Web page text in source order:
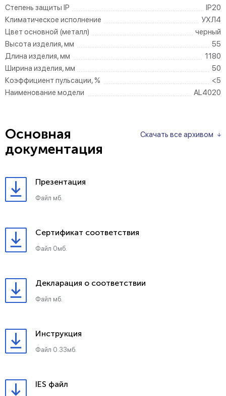
Степень защиты IP
IP20
Климатическое исполнение
УХЛ4
Цвет основной (металл)
черный
Высота изделия, мм
55
Длина изделия, мм
1180
Ширина изделия, мм
50
Коэффициент пульсации, %
<5
Наименование модели
AL4020
Скачать все архивом
Основная
документация
Презентация
Файл мб.
Сертификат соответствия
Файл 0мб.
Декларация о соответствии
Файл мб.
Инструкция
Файл 0.33мб.
IES файл